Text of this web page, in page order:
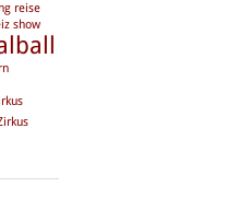
reise
show